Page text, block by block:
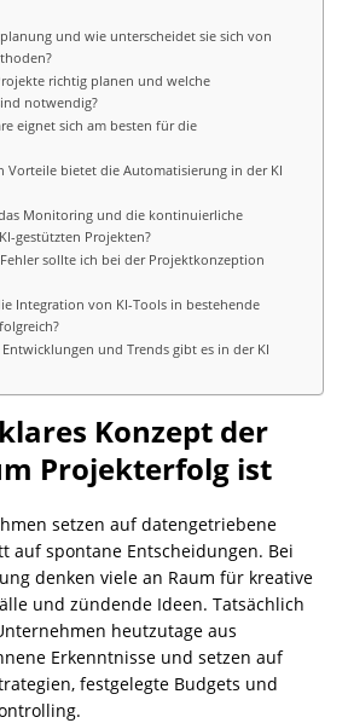
und wie unterscheidet sie sich von
richtig planen und welche
notwendig?
eignet sich am besten für die
Vorteile bietet die Automatisierung in der KI
Monitoring und die kontinuierliche
gestützten Projekten?
sollte ich bei der Projektkonzeption
Integration von KI-Tools in bestehende
und Trends gibt es in der KI
Konzept der
Projekterfolg ist
setzen auf datengetriebene
auf spontane Entscheidungen. Bei
denken viele an Raum für kreative
und zündende Ideen. Tatsächlich
heutzutage aus
Erkenntnisse und setzen auf
festgelegte Budgets und